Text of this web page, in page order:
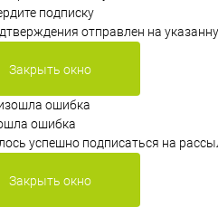
подписку
отправлен на
Закрыть окно
ошибка
успешно подписаться на
Закрыть окно